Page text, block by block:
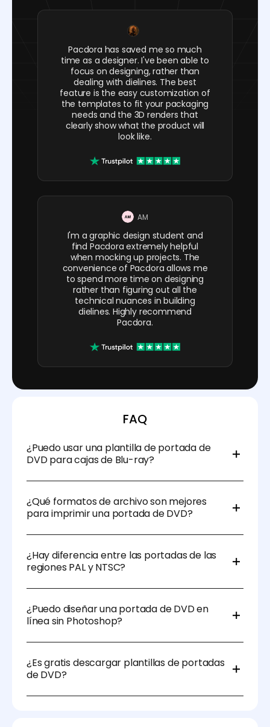
Pacdora has saved me so much
time as a designer. I've been able to
focus on designing, rather than
dealing with dielines. The best
feature is the easy customization of
the templates to fit your packaging
needs and the 3D renders that
clearly show what the product will
look like.
AM
I'm a graphic design student and
find Pacdora extremely helpful
when mocking up projects. The
convenience of Pacdora allows me
to spend more time on designing
rather than figuring out all the
technical nuances in building
dielines. Highly recommend
Pacdora.
FAQ
¿Puedo usar una plantilla de portada de
DVD para cajas de Blu-ray?
distintas dimensiones (normalmente más
pequeñas), por lo que es mejor usar una plantilla
específica para Blu-ray.
¿Qué formatos de archivo son mejores
para imprimir una portada de DVD?
usar AI, PSD o JPG de alta resolución si la plantilla
tiene el tamaño adecuado.
¿Hay diferencia entre las portadas de las
regiones PAL y NTSC?
físico de la caja y la portada suelen ser iguales.
¿Puedo diseñar una portada de DVD en
línea sin Photoshop?
permiten personalizar plantillas de portadas de DVD
en línea, incluso con vistas previas en 3D.
¿Es gratis descargar plantillas de portadas
de DVD?